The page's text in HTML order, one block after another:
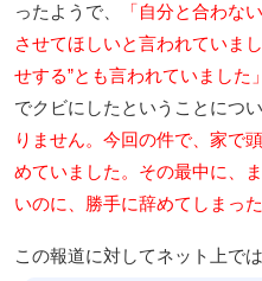
ったようで、
「自分と合わな
させてほしいと言われていま
せする”とも言われていました」
でクビにしたということについ
りません。今回の件で、家で
めていました。その最中に、
いのに、勝手に辞めてしまった
この報道に対してネット上では